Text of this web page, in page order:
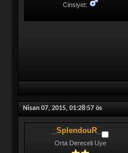
Cinsiyet:
Nisan 07, 2015, 01:28:57 ös
_SplendouR_
Orta Dereceli Uye